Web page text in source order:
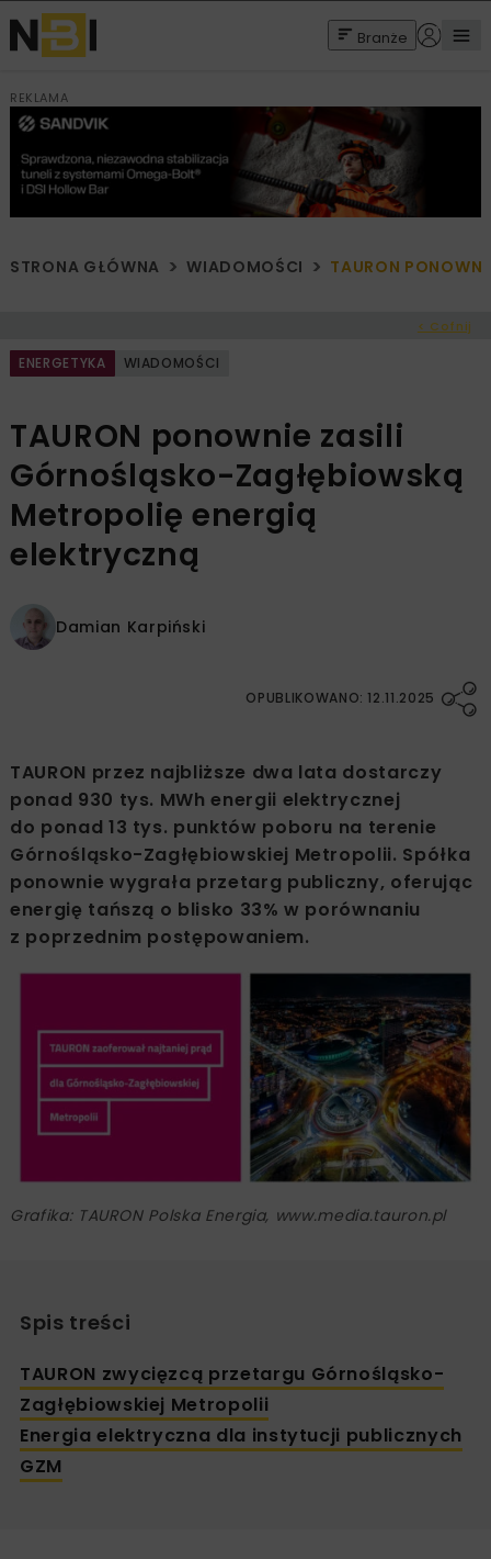
Branże
REKLAMA
STRONA GŁÓWNA WIADOMOŚCI TAURON
< Cofnij
ENERGETYKA WIADOMOŚCI
TAURON ponownie zasili
Górnośląsko-Zagłębiowską
Metropolię energią
elektryczną
Damian Karpiński
OPUBLIKOWANO: 12.11.2025
TAURON przez najbliższe dwa lata dostarczy
ponad 930 tys. MWh energii elektrycznej
do ponad 13 tys. punktów poboru na terenie
Górnośląsko-Zagłębiowskiej Metropolii. Spółka
ponownie wygrała przetarg publiczny, oferując
energię tańszą o blisko 33% w porównaniu
z poprzednim postępowaniem.
Grafika: TAURON Polska Energia, www.media.tauron.pl
Spis treści
TAURON zwycięzcą przetargu Górnośląsko-
Zagłębiowskiej Metropolii
Energia elektryczna dla instytucji publicznych
GZM